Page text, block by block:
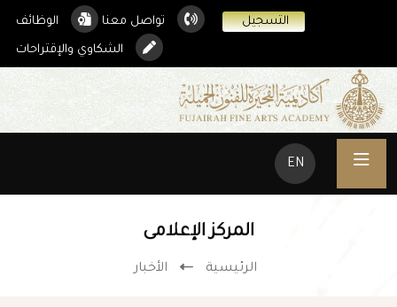
التسجيل تواصل معنا الوظائف
الشكاوي والإقتراحات
EN
المركز الإعلامى
الرئيسية الأخبار